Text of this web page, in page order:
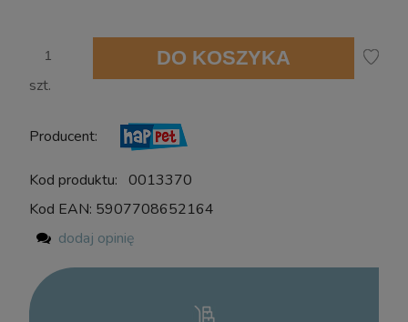
szt.
DO KOSZYKA
Producent:
Kod produktu: 0013370
Kod EAN: 5907708652164
dodaj opinię